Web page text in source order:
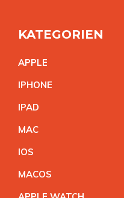
KATEGORIEN
APPLE
IPHONE
IPAD
MAC
IOS
MACOS